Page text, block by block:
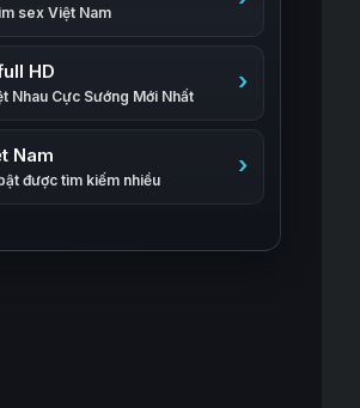
sex Việt Nam
HD
Nhau Cực Sướng Mới Nhất
Nam
được tìm kiếm nhiều